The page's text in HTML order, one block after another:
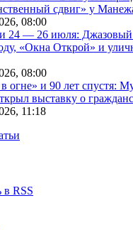
сдвиг» у
08:00
24 — 26 июля: Джазовый
«Окна Открой» и
08:00
огне» и 90 лет спустя:
выставку о
11:18
в RSS